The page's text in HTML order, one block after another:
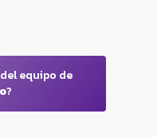
equipo de
?